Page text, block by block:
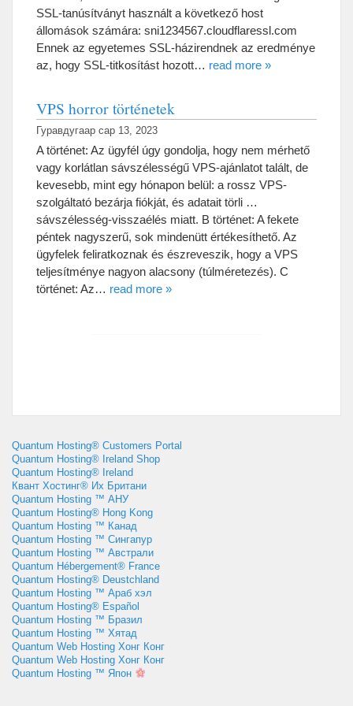
SSL-tanúsítványt használt a következő host
állomások számára: sni1234567.cloudflaressl.com
Ennek az egyetemes SSL-házirendnek az eredménye
az, hogy SSL-titkosítást hozott… read more »
VPS horror történetek
Гуравдугаар сар 13, 2023
A történet: Az ügyfél úgy gondolja, hogy nem mérhető
vagy korlátlan sávszélességű VPS-ajánlatot talált, de
kevesebb, mint egy hónapon belül: a rossz VPS-
szolgáltató bezárja fiókját, és adatait törli …
sávszélesség-visszaélés miatt. B történet: A fekete
péntek nagyszerű, sok mindenütt értékesíthető. Az
ügyfelek feliratkoznak és észreveszik, hogy a VPS
teljesítménye nagyon alacsony (túlméretezés). C
történet: Az… read more »
Quantum Hosting® Customers Portal
Quantum Hosting® Ireland Shop
Quantum Hosting® Ireland
Квант Хостинг® Их Британи
Quantum Hosting ™ АНУ
Quantum Hosting® Hong Kong
Quantum Hosting ™ Канад
Quantum Hosting ™ Сингапур
Quantum Hosting ™ Австрали
Quantum Hébergement® France
Quantum Hosting® Deustchland
Quantum Hosting ™ Араб хэл
Quantum Hosting® Español
Quantum Hosting ™ Бразил
Quantum Hosting ™ Хятад
Quantum Web Hosting Хонг Конг
Quantum Web Hosting Хонг Конг
Quantum Hosting ™ Япон